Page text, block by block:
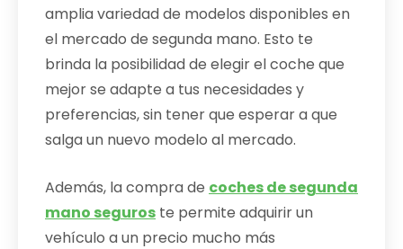
amplia variedad de modelos disponibles en
el mercado de segunda mano. Esto te
brinda la posibilidad de elegir el coche que
mejor se adapte a tus necesidades y
preferencias, sin tener que esperar a que
salga un nuevo modelo al mercado.
Además, la compra de coches de segunda
mano seguros te permite adquirir un
vehículo a un precio mucho más